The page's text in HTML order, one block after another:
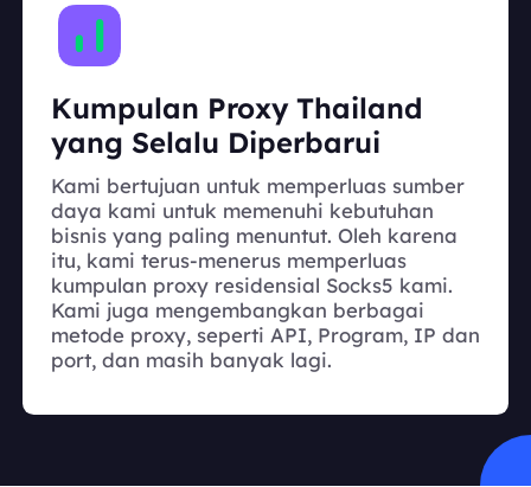
Kumpulan Proxy Thailand
yang Selalu Diperbarui
Kami bertujuan untuk memperluas sumber
daya kami untuk memenuhi kebutuhan
bisnis yang paling menuntut. Oleh karena
itu, kami terus-menerus memperluas
kumpulan proxy residensial Socks5 kami.
Kami juga mengembangkan berbagai
metode proxy, seperti API, Program, IP dan
port, dan masih banyak lagi.